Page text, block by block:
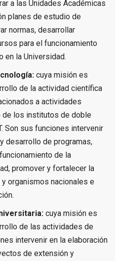
a las Unidades Académicas
planes de estudio de
normas, desarrollar
para el funcionamiento
en la Universidad.
cuya misión es
de la actividad científica
a actividades
de los institutos de doble
Son sus funciones intervenir
desarrollo de programas,
de la
promover y fortalecer la
organismos nacionales e
cuya misión es
de las actividades de
intervenir en la elaboración
de extensión y